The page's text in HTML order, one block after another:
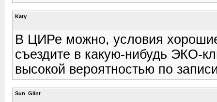
Katy
В ЦИРе можно, условия
съездите в какую-нибудь ЭКО-
высокой вероятностью по
Sun_Glint